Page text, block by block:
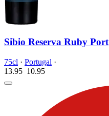
Sibio Reserva Ruby Port
75cl · Portugal ·
13.95 10.95